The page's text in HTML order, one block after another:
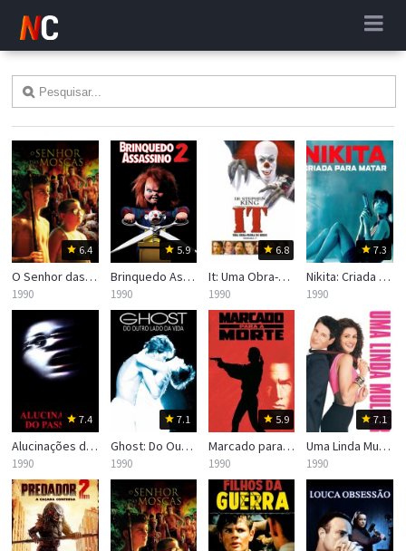
6.4
O Senhor das Moscas
1990
5.9
Brinquedo Assassino 2
1990
6.8
It: Uma Obra-Prima do Medo
1990
7.3
Nikita: Criada para Matar
1990
7.4
Alucinações do Passado
1990
7.1
Ghost: Do Outro Lado da Vida
1990
5.9
Marcado para a Morte
1990
7.1
Uma Linda Mulher
1990